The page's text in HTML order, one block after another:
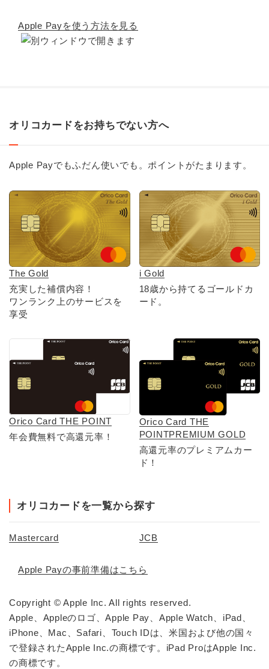
Apple Payを使う方法を見る
オリコカードをお持ちでない方へ
Apple Payでもふだん使いでも。ポイントがたまります。
The Gold
充実した補償内容！
ワンランク上のサービスを
享受
i Gold
18歳から持てるゴールドカ
ード。
Orico Card THE POINT
年会費無料で高還元率！
Orico Card THE
POINTPREMIUM GOLD
高還元率のプレミアムカー
ド！
オリコカードを一覧から探す
Mastercard JCB
Apple Payの事前準備はこちら
Copyright © Apple Inc. All rights reserved.
Apple、Appleのロゴ、Apple Pay、Apple Watch、iPad、
iPhone、Mac、Safari、Touch IDは、米国および他の国々
で登録されたApple Inc.の商標です。iPad ProはApple Inc.
の商標です。